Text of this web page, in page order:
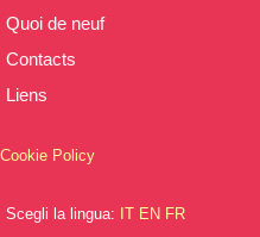
Quoi de neuf
Contacts
Liens
Cookie Policy
Scegli la lingua: IT EN FR